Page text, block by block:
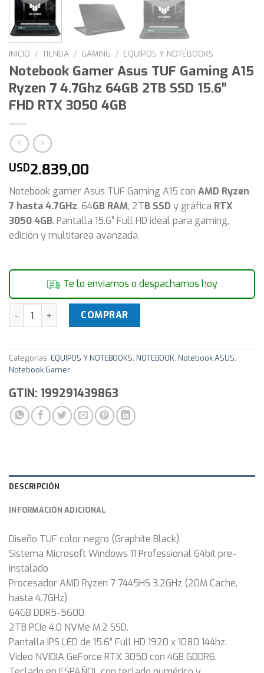
INICIO / TIENDA / GAMING / EQUIPOS Y NOTEBOOKS
Notebook Gamer Asus TUF Gaming A15
Ryzen 7 4.7Ghz 64GB 2TB SSD 15.6″
FHD RTX 3050 4GB
USD2.839,00
Notebook gamer Asus TUF Gaming A15 con AMD Ryzen
7 hasta 4.7GHz, 64GB RAM, 2TB SSD y gráfica RTX
3050 4GB. Pantalla 15.6” Full HD ideal para gaming,
edición y multitarea avanzada.
Te lo enviamos o despachamos hoy
Notebook Gamer Asus TUF Gaming A15 Ryzen 7 4.7Ghz
COMPRAR
Categorías: EQUIPOS Y NOTEBOOKS, NOTEBOOK, Notebook ASUS,
Notebook Gamer
GTIN: 199291439863
DESCRIPCIÓN
INFORMACIÓN ADICIONAL
Diseño TUF color negro (Graphite Black).
Sistema Microsoft Windows 11 Professional 64bit pre-
instalado
Procesador AMD Ryzen 7 7445HS 3.2GHz (20M Cache,
hasta 4.7GHz)
64GB DDR5-5600.
2TB PCIe 4.0 NVMe M.2 SSD.
Pantalla IPS LED de 15.6″ Full HD 1920 x 1080 144hz.
Video NVIDIA GeForce RTX 3050 con 4GB GDDR6.